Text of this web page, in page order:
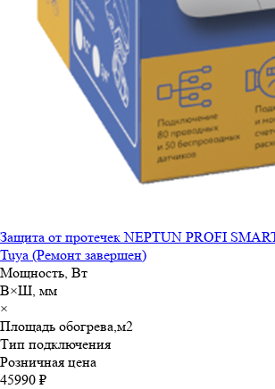
Защита от протечек NEPTUN PROFI
Tuya (Ремонт завершен)
Мощность, Вт
В×Ш, мм
×
Площадь обогрева,м2
Тип подключения
Розничная цена
45990 ₽